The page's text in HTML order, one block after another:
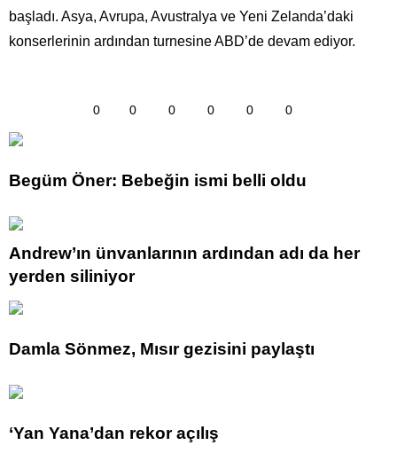
başladı. Asya, Avrupa, Avustralya ve Yeni Zelanda’daki
konserlerinin ardından turnesine ABD’de devam ediyor.
0 0 0 0 0 0
Begüm Öner: Bebeğin ismi belli oldu
Andrew’ın ünvanlarının ardından adı da her
yerden siliniyor
Damla Sönmez, Mısır gezisini paylaştı
‘Yan Yana’dan rekor açılış